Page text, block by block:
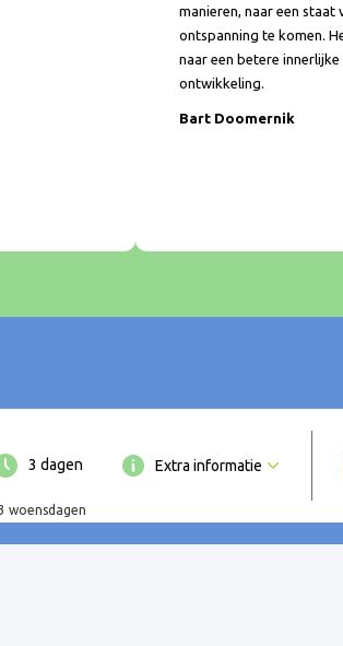
manieren, naar een
ontspanning te komen.
naar een betere
ontwikkeling.
Bart Doomernik
3 dagen Extra informatie
woensdagen